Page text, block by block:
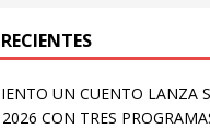
UN CUENTO LANZA
CON TRES